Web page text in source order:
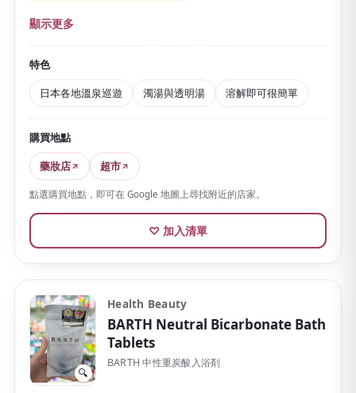
泉巡遊」。
有乳白色的濁湯型與清澈的透明湯型 ，可品味熱水顏色
與香氣的不同，正是其魅力。添加溫泉來源的保濕與芳
香成分的醫藥部外品，對疲勞、肩膀僵硬、怕冷等有幫
助。
身體由內暖起來，泡後也暖洋洋。
也簡單。
獨立小包裝輕巧不占空間，能輕鬆把日本溫泉文化帶回
家，也很適合作伴手禮。價格實惠、易於持續使用，是
歷久不衰的經典。
顯示更多
特色
日本各地溫泉巡遊
濁湯與透明湯 溶解即可很簡單
購買地點
藥妝店
超市
點選購買地點，即可在 Google 地圖上尋找附近的店家。
♡ 加入清單
🔍
Health Beauty
BARTH Neutral Bicarbonate Bath
Tablets
BARTH 中性重炭酸入浴剤